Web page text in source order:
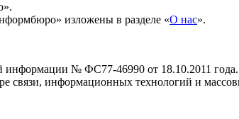
изложены в разделе «О нас».
информации № ФС77-46990 от 18.10.2011 года.
связи, информационных технологий и